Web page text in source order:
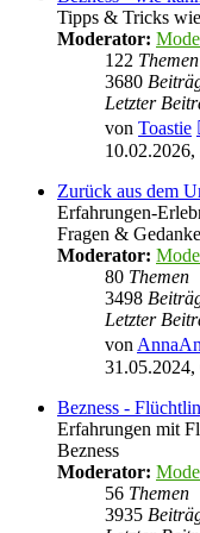
Tipps & Tricks
Moderator:
122 Themen
3680
Letzter
von Toastie
10.02.2026,
Zurück aus dem
Erfahrungen-
Fragen &
Moderator:
80 Themen
3498
Letzter
von AnnaAn
31.05.2024,
Bezness -
Erfahrungen mit
Bezness
Moderator:
56 Themen
3935